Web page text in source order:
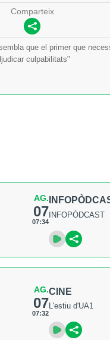
Comparteix
que el primer que
culpabilitats"
AG.
07
07:34
INFOPÒDCAST
AG.
07
07:32
CINE
L'estiu d'UA1